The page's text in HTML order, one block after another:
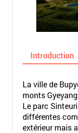
Introduction
La ville de
monts
Le parc
différentes
extérieur mais